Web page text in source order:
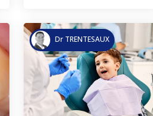
Dr TRENTESAUX